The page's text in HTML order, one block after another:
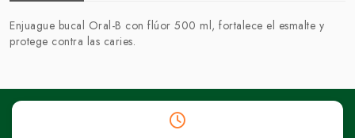
Enjuague bucal Oral-B con flúor 500 ml, fortalece el esmalte y
protege contra las caries.